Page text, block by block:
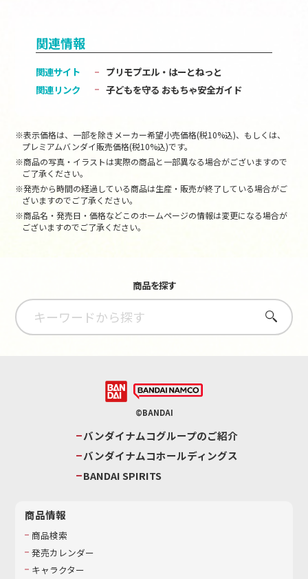
関連情報
関連サイト
プリモプエル・はーとねっと
関連リンク
子どもを守る おもちゃ安全ガイド
※表示価格は、一部を除きメーカー希望小売価格(税10%込)、もしくは、
プレミアムバンダイ販売価格(税10%込)です。
※商品の写真・イラストは実際の商品と一部異なる場合がございますので
ご了承ください。
※発売から時間の経過している商品は生産・販売が終了している場合がご
ざいますのでご了承ください。
※商品名・発売日・価格などこのホームページの情報は変更になる場合が
ございますのでご了承ください。
商品を探す
さがす
©BANDAI
バンダイナムコグループのご紹介
バンダイナムコホールディングス
BANDAI SPIRITS
商品情報
商品検索
発売カレンダー
キャラクター